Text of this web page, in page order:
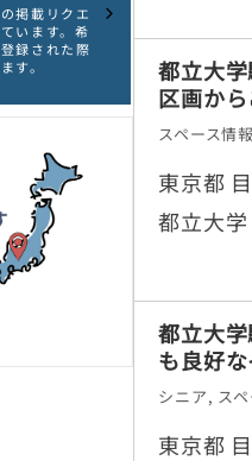
掲載リクエ
います。希
録された際
す。
都立大
区画から
スペース情報
東京都
都立大学
都立大
も良好
シニア, ス
東京都